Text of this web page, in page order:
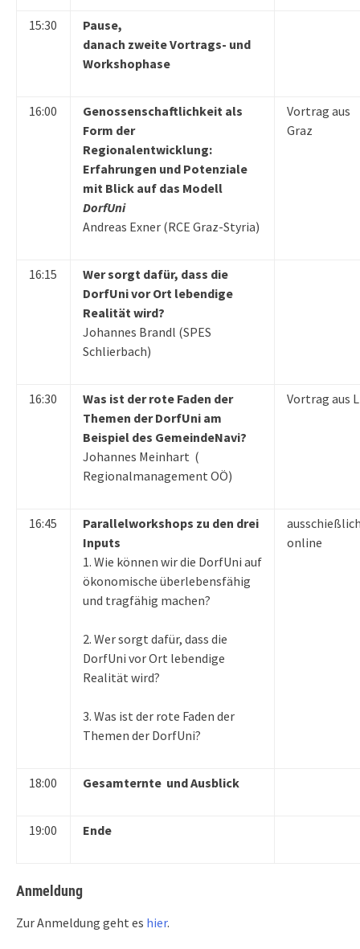
15:30
Pause,
danach zweite Vortrags- und
Workshophase
16:00
Genossenschaftlichkeit als
Form der
Regionalentwicklung:
Erfahrungen und Potenziale
mit Blick auf das Modell
DorfUni
Andreas Exner (RCE Graz-Styria)
Vortrag aus
Graz
16:15
Wer sorgt dafür, dass die
DorfUni vor Ort lebendige
Realität wird?
Johannes Brandl (SPES
Schlierbach)
16:30
Was ist der rote Faden der
Themen der DorfUni am
Beispiel des GemeindeNavi?
Johannes Meinhart (
Regionalmanagement OÖ)
Vortrag aus
16:45
Parallelworkshops zu den drei
Inputs
1. Wie können wir die DorfUni auf
ökonomische überlebensfähig
und tragfähig machen?
2. Wer sorgt dafür, dass die
DorfUni vor Ort lebendige
Realität wird?
3. Was ist der rote Faden der
Themen der DorfUni?
online
18:00 Gesamternte und Ausblick
19:00 Ende
Anmeldung
Zur Anmeldung geht es hier.